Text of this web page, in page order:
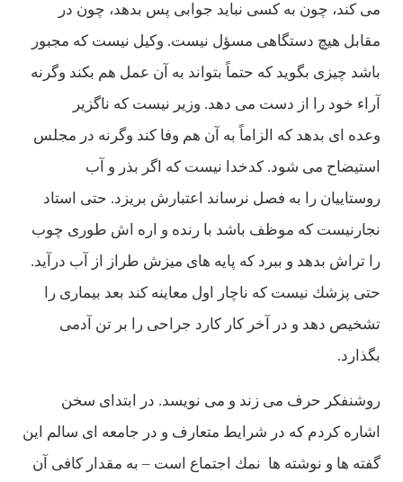
می كند، چون به كسی نبايد جوابی پس بدهد، چون در
مقابل هیچ دستگاهی مسؤل نيست. وكيل نيست كه مجبور
باشد چيزی بگويد كه حتماً بتواند به آن عمل هم بكند وگرنه
آراء خود را از دست می دهد. وزير نيست كه ناگزير
وعده ای بدهد كه الزاماً به آن هم وفا كند وگرنه در مجلس
استيضاح می شود. كدخدا نيست كه اگر بذر و آب
روستاييان را به فصل نرساند اعتبارش بريزد. حتی استاد
نجارنيست كه موظف باشد با رنده و اره اش طوری چوب
را تراش بدهد و ببرد كه پايه های ميزش طراز از آب درآيد.
حتی پزشك نيست كه ناچار اول معاينه كند بعد بيماری را
تشخيص دهد و در آخر كار كارد جراحی را بر تن آدمی
بگذارد.
روشنفكر حرف می زند و می نويسد. در ابتدای سخن
اشاره كردم كه در شرايط متعارف و در جامعه ای سالم اين
گفته ها و نوشته ها نمك اجتماع است – به مقدار كافی آن